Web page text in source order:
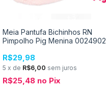
Meia Pantufa Bichinhos RN
Pimpolho Pig Menina 0024902
R$29,98
5 x de R$6,00 sem juros
R$25,48 no Pix